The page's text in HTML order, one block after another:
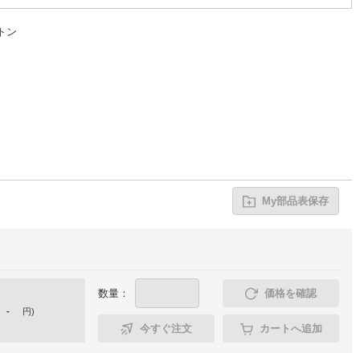
ン
My部品表保存
- 円)
数量： 価格を確認
今すぐ注文 カートへ追加